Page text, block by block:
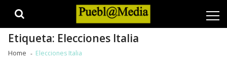
Etiqueta: Elecciones Italia
Home Elecciones Italia